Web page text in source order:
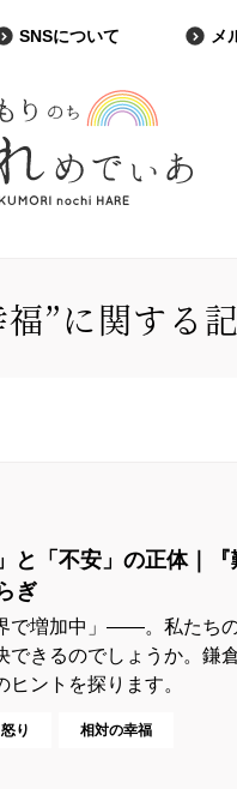
SNSについて メ
”に関する
と「不安」の正体｜『
ぎ
で増加中」――。私たち
できるのでしょうか。鎌
ントを探ります。
怒り 相対の幸福